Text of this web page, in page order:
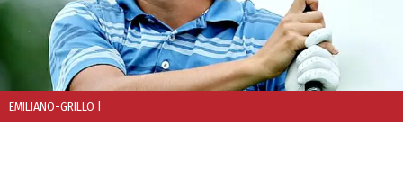
EMILIANO-GRILLO